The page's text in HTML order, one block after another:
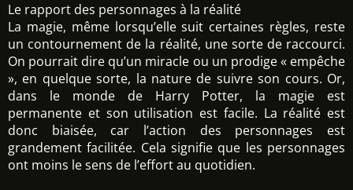
Le rapport des personnages à la réalité
La magie, même lorsqu’elle suit certaines règles, reste
un contournement de la réalité, une sorte de raccourci.
On pourrait dire qu’un miracle ou un prodige « empêche
», en quelque sorte, la nature de suivre son cours. Or,
dans le monde de Harry Potter, la magie est
permanente et son utilisation est facile. La réalité est
donc biaisée, car l’action des personnages est
grandement facilitée. Cela signifie que les personnages
ont moins le sens de l’effort au quotidien.